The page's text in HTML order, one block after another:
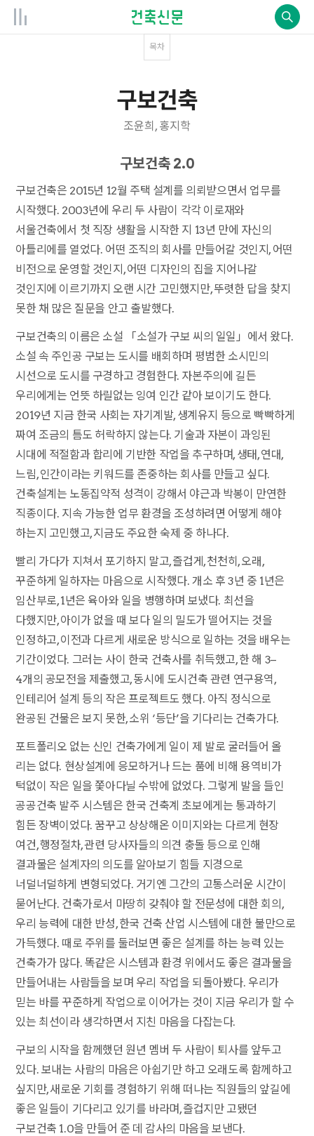
목차
구보건축
조윤희, 홍지학
구보건축 2.0
구보건축은 2015년 12월 주택 설계를 의뢰받으면서 업무를
시작했다. 2003년에 우리 두 사람이 각각 이로재와
서울건축에서 첫 직장 생활을 시작한 지 13년 만에 자신의
아틀리에를 열었다. 어떤 조직의 회사를 만들어갈 것인지, 어떤
비전으로 운영할 것인지, 어떤 디자인의 집을 지어나갈
것인지에 이르기까지 오랜 시간 고민했지만, 뚜렷한 답을 찾지
못한 채 많은 질문을 안고 출발했다.
구보건축의 이름은 소설 「소설가 구보 씨의 일일」에서 왔다.
소설 속 주인공 구보는 도시를 배회하며 평범한 소시민의
시선으로 도시를 구경하고 경험한다. 자본주의에 길든
우리에게는 언뜻 하릴없는 잉여 인간 같아 보이기도 한다.
2019년 지금 한국 사회는 자기계발, 생계유지 등으로 빡빡하게
짜여 조금의 틈도 허락하지 않는다. 기술과 자본이 과잉된
시대에 적절함과 합리에 기반한 작업을 추구하며, 생태, 연대,
느림, 인간이라는 키워드를 존중하는 회사를 만들고 싶다.
건축설계는 노동집약적 성격이 강해서 야근과 박봉이 만연한
직종이다. 지속 가능한 업무 환경을 조성하려면 어떻게 해야
하는지 고민했고, 지금도 주요한 숙제 중 하나다.
빨리 가다가 지쳐서 포기하지 말고, 즐겁게, 천천히, 오래,
꾸준하게 일하자는 마음으로 시작했다. 개소 후 3년 중 1년은
임산부로, 1년은 육아와 일을 병행하며 보냈다. 최선을
다했지만, 아이가 없을 때 보다 일의 밀도가 떨어지는 것을
인정하고, 이전과 다르게 새로운 방식으로 일하는 것을 배우는
기간이었다. 그러는 사이 한국 건축사를 취득했고, 한 해 3–
4개의 공모전을 제출했고, 동시에 도시건축 관련 연구용역,
인테리어 설계 등의 작은 프로젝트도 했다. 아직 정식으로
완공된 건물은 보지 못한, 소위 ‘등단’을 기다리는 건축가다.
포트폴리오 없는 신인 건축가에게 일이 제 발로 굴러들어 올
리는 없다. 현상설계에 응모하거나 드는 품에 비해 용역비가
턱없이 작은 일을 쫓아다닐 수밖에 없었다. 그렇게 발을 들인
공공건축 발주 시스템은 한국 건축계 초보에게는 통과하기
힘든 장벽이었다. 꿈꾸고 상상해온 이미지와는 다르게 현장
여건, 행정절차, 관련 당사자들의 의견 충돌 등으로 인해
결과물은 설계자의 의도를 알아보기 힘들 지경으로
너덜너덜하게 변형되었다. 거기엔 그간의 고통스러운 시간이
묻어난다. 건축가로서 마땅히 갖춰야 할 전문성에 대한 회의,
우리 능력에 대한 반성, 한국 건축 산업 시스템에 대한 불만으로
가득했다. 때로 주위를 둘러보면 좋은 설계를 하는 능력 있는
건축가가 많다. 똑같은 시스템과 환경 위에서도 좋은 결과물을
만들어내는 사람들을 보며 우리 작업을 되돌아봤다. 우리가
믿는 바를 꾸준하게 작업으로 이어가는 것이 지금 우리가 할 수
있는 최선이라 생각하면서 지친 마음을 다잡는다.
구보의 시작을 함께했던 원년 멤버 두 사람이 퇴사를 앞두고
있다. 보내는 사람의 마음은 아쉽기만 하고 오래도록 함께하고
싶지만, 새로운 기회를 경험하기 위해 떠나는 직원들의 앞길에
좋은 일들이 기다리고 있기를 바라며, 즐겁지만 고됐던
구보건축 1.0을 만들어 준 데 감사의 마음을 보낸다.